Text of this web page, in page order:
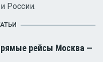
России.
рейсы Москва —